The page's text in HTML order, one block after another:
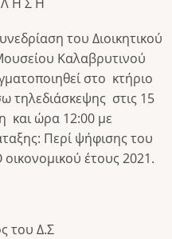
του Διοικητικού
Καλαβρυτινού
στο κτήριο
τηλεδιάσκεψης στις 15
και ώρα 12:00 με
Περί ψήφισης του
έτους 2021.
του Δ.Σ